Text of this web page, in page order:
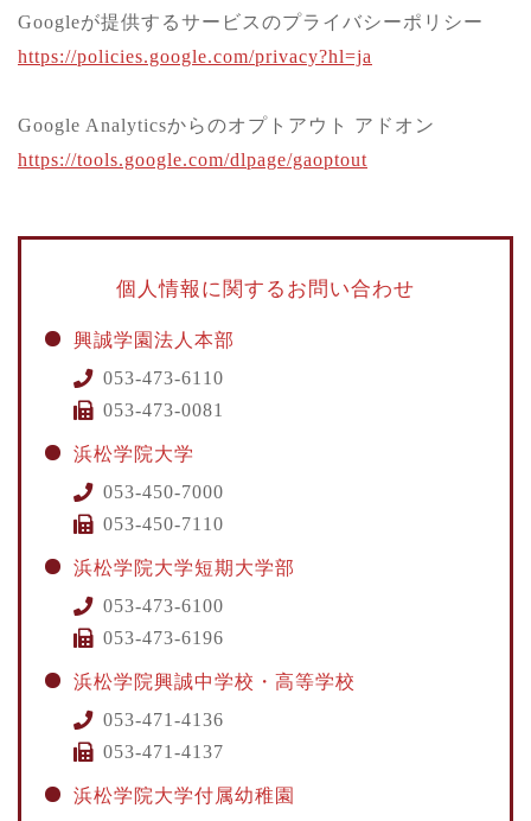
Googleが提供するサービスのプライバシーポリシー
https://policies.google.com/privacy?hl=ja
Google Analyticsからのオプトアウト アドオン
https://tools.google.com/dlpage/gaoptout
個人情報に関するお問い合わせ
興誠学園法人本部
053-473-6110
053-473-0081
浜松学院大学
053-450-7000
053-450-7110
浜松学院大学短期大学部
053-473-6100
053-473-6196
浜松学院興誠中学校・高等学校
053-471-4136
053-471-4137
浜松学院大学付属幼稚園